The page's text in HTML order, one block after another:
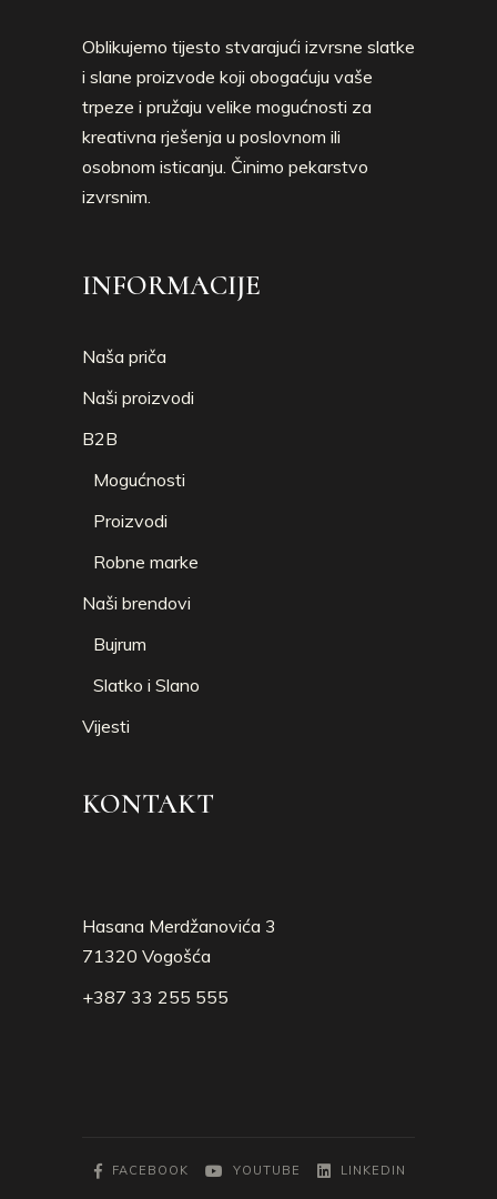
Oblikujemo tijesto stvarajući izvrsne slatke
i slane proizvode koji obogaćuju vaše
trpeze i pružaju velike mogućnosti za
kreativna rješenja u poslovnom ili
osobnom isticanju. Činimo pekarstvo
izvrsnim.
INFORMACIJE
Naša priča
Naši proizvodi
B2B
Mogućnosti
Proizvodi
Robne marke
Naši brendovi
Bujrum
Slatko i Slano
Vijesti
KONTAKT
Hasana Merdžanovića 3
71320 Vogošća
+387 33 255 555
FACEBOOK YOUTUBE LINKEDIN